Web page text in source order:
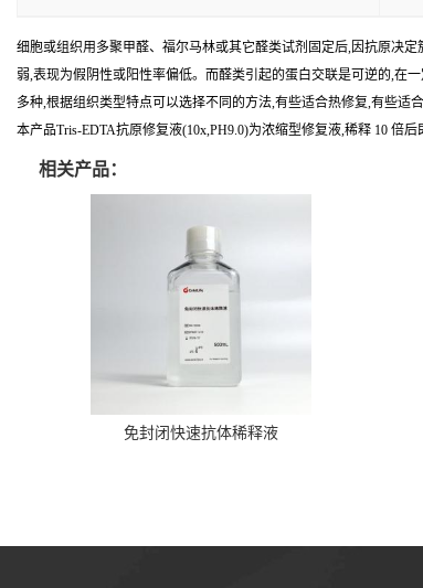
细胞或组织用多聚甲醛、福尔马林或其它醛类试剂固定后,因抗原决
弱,表现为假阴性或阳性率偏低。而醛类引起的蛋白交联是可逆的,在
多种,根据组织类型特点可以选择不同的方法,有些适合热修复,有些适合
本产品Tris-EDTA抗原修复液(10x,PH9.0)为浓缩型修复液,稀释 10 倍
相关产品：
免封闭快速抗体稀释液